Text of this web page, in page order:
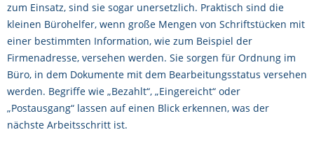
zum Einsatz, sind sie sogar unersetzlich. Praktisch sind die
kleinen Bürohelfer, wenn große Mengen von Schriftstücken mit
einer bestimmten Information, wie zum Beispiel der
Firmenadresse, versehen werden. Sie sorgen für Ordnung im
Büro, in dem Dokumente mit dem Bearbeitungsstatus versehen
werden. Begriffe wie „Bezahlt“, „Eingereicht“ oder
„Postausgang“ lassen auf einen Blick erkennen, was der
nächste Arbeitsschritt ist.